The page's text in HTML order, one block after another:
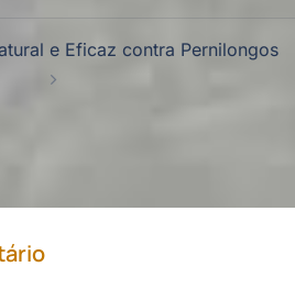
e Eficaz contra Pernilongos